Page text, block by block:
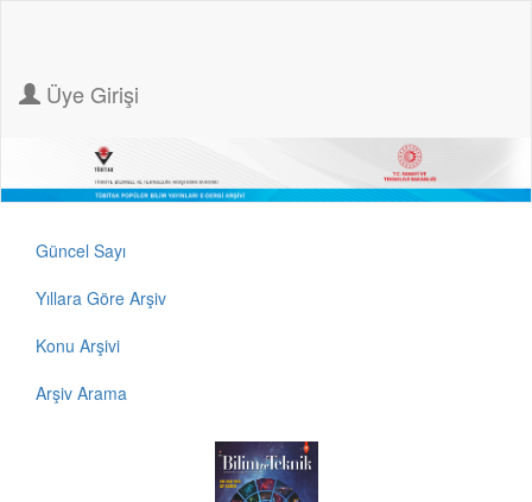
Üye Girişi
Güncel Sayı
Yıllara Göre Arşiv
Konu Arşivi
Arşiv Arama